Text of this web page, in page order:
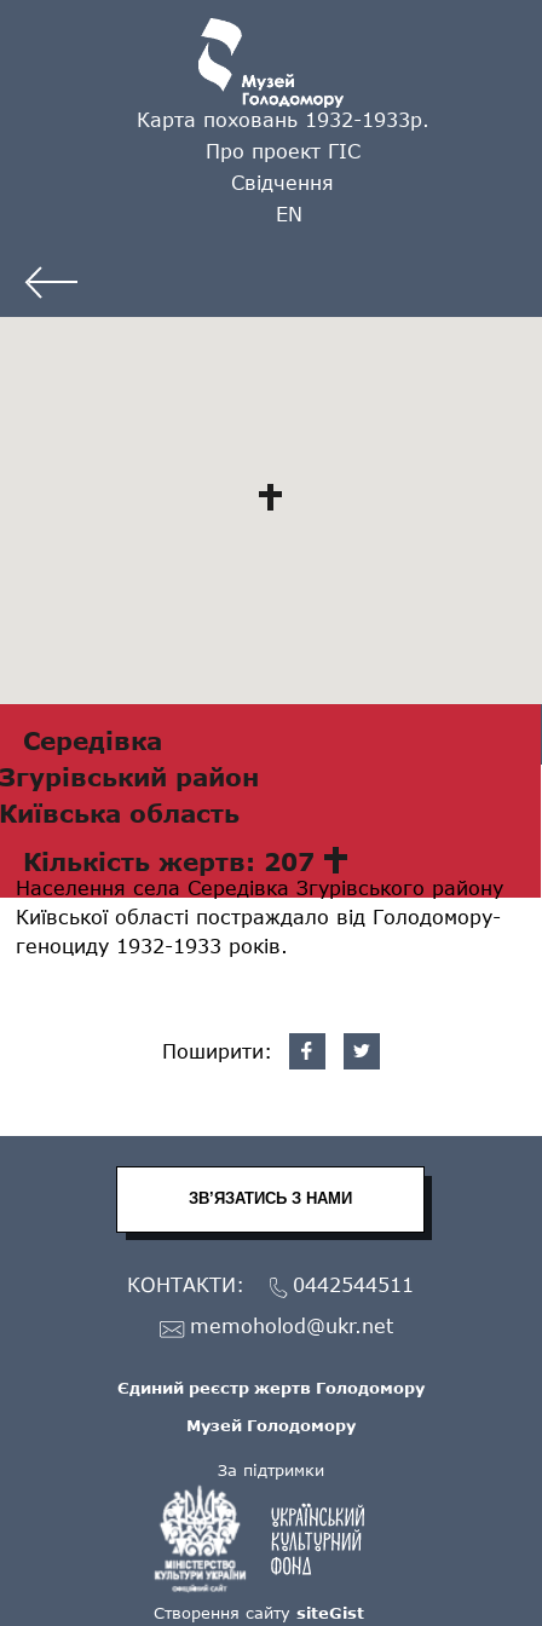
Карта поховань 1932-1933р.
Про проект ГІС
Свідчення
EN
Середівка
Згурівський район
Київська область
Кількість жертв: 207
Населення села Середівка Згурівського району
Київської області постраждало від Голодомору-
геноциду 1932-1933 років.
Поширити:
За підтримки
Створення сайту siteGist
Єдиний реєстр жертв Голодомору
Музей Голодомору
ЗВ’ЯЗАТИСЬ З НАМИ
КОНТАКТИ:
0442544511
memoholod@ukr.net